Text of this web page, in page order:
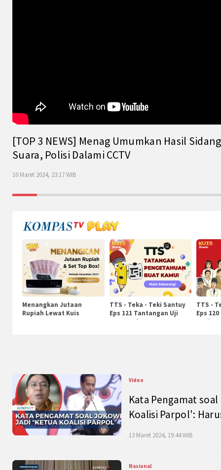
[TOP 3 NEWS] Menag Umumkan Hasil
Suara, Polisi Dalami CCTV
10 Maret 2024, 23:17 WIB
Menangkan Jutaan
Rupiah Lewat Kuis
TTS - Teka - Teki Santuy
Eps 121 Tantangan Uji
Pengetahuan
TTS -
Eps
Video
Kata Pengamat
Koalisi Parpol':
13 Maret 2024, 19:44 WIB
Nasional